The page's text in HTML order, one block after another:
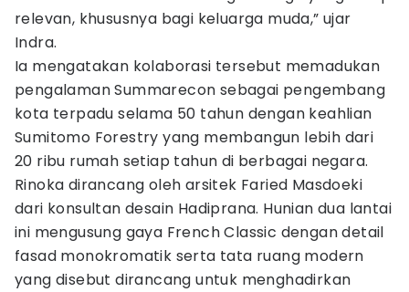
relevan, khususnya bagi keluarga muda,” ujar
Indra.
Ia mengatakan kolaborasi tersebut memadukan
pengalaman Summarecon sebagai pengembang
kota terpadu selama 50 tahun dengan keahlian
Sumitomo Forestry yang membangun lebih dari
20 ribu rumah setiap tahun di berbagai negara.
Rinoka dirancang oleh arsitek Faried Masdoeki
dari konsultan desain Hadiprana. Hunian dua lantai
ini mengusung gaya French Classic dengan detail
fasad monokromatik serta tata ruang modern
yang disebut dirancang untuk menghadirkan